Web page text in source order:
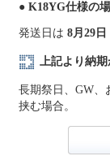
● K18YG仕様の
発送日は 8月29日
上記より納
長期祭日、GW、
挟む場合。